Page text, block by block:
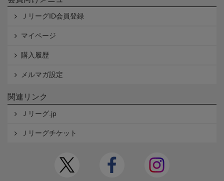
ＪリーグID会員登録
マイページ
購入履歴
メルマガ設定
関連リンク
Ｊリーグ.jp
Ｊリーグチケット